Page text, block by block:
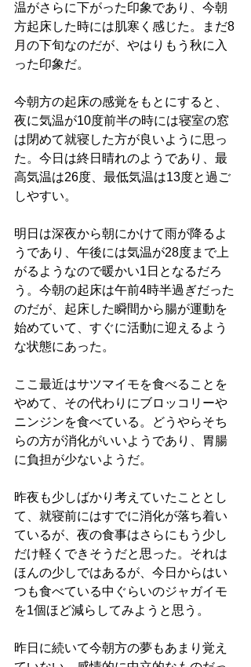
温がさらに下がった印象であり、今朝
方起床した時には肌寒く感じた。まだ8
月の下旬なのだが、やはりもう秋に入
った印象だ。
今朝方の起床の感覚をもとにすると、
夜に気温が10度前半の時には寝室の窓
は閉めて就寝した方が良いように思っ
た。今日は終日晴れのようであり、最
高気温は26度、最低気温は13度と過ご
しやすい。
明日は深夜から朝にかけて雨が降るよ
うであり、午後には気温が28度まで上
がるようなので暖かい1日となるだろ
う。今朝の起床は午前4時半過ぎだった
のだが、起床した瞬間から腸が運動を
始めていて、すぐに活動に迎えるよう
な状態にあった。
ここ最近はサツマイモを食べることを
やめて、その代わりにブロッコリーや
ニンジンを食べている。どうやらそち
らの方が消化がいいようであり、胃腸
に負担が少ないようだ。
昨夜も少しばかり考えていたこととし
て、就寝前にはすでに消化が落ち着い
ているが、夜の食事はさらにもう少し
だけ軽くできそうだと思った。それは
ほんの少しではあるが、今日からはい
つも食べている中ぐらいのジャガイモ
を1個ほど減らしてみようと思う。
昨日に続いて今朝方の夢もあまり覚え